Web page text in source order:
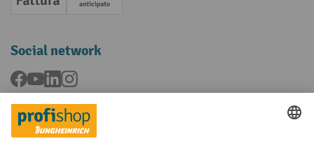
Fattura Pagamento anticipato
Social network
Facebook
YouTubeLinkedInInstagram